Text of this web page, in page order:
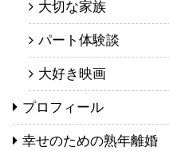
大切な家族
パート体験談
大好き映画
プロフィール
幸せのための熟年離婚